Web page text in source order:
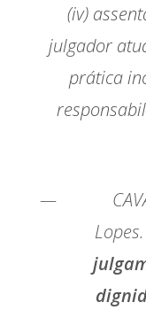
(iv)
julgador
prática
Lopes.